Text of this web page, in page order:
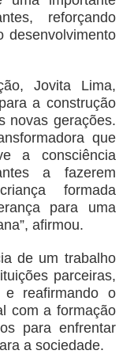
reforçando
desenvolvimento
Jovita Lima,
a construção
novas gerações.
que
a consciência
a fazerem
formada
para uma
afirmou.
de um trabalho
parceiras,
reafirmando o
com a formação
para enfrentar
a sociedade.